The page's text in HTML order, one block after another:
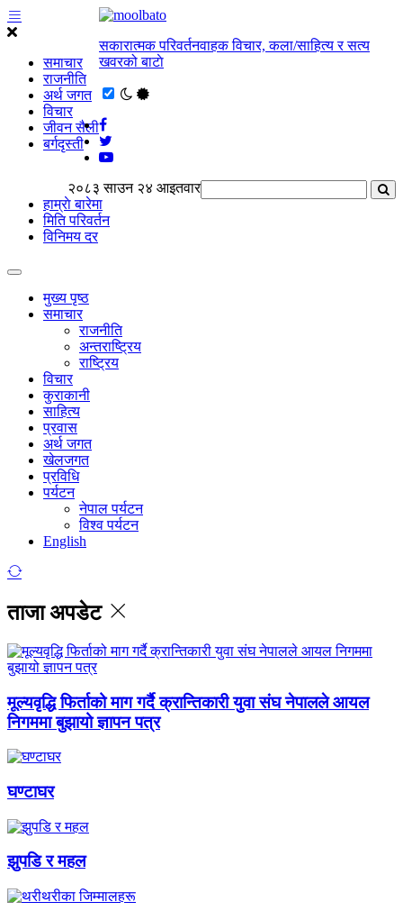
समाचार
राजनीति
अर्थ जगत
विचार
जीवन सैली
बर्गदृस्ती
सकारात्मक परिवर्तनवाहक विचार, कला/साहित्य र सत्य
खवरको बाटाे
२०८३ साउन २४ आइतवार
हाम्राे बारेमा
मिति परिवर्तन
विनिमय दर
मुख्य पृष्ठ
समाचार
राजनीति
अन्तराष्ट्रिय
राष्ट्रिय
विचार
कुराकानी
साहित्य
प्रवास
अर्थ जगत
खेलजगत
प्रविधि
पर्यटन
नेपाल पर्यटन
विश्व पर्यटन
English
ताजा अपडेट
मूल्यवृद्धि फिर्ताको माग गर्दै क्रान्तिकारी युवा संघ नेपालले आयल
निगममा बुझायो ज्ञापन पत्र
घण्टाघर
झुपडि र महल